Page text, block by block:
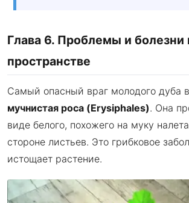
Глава 6. Проблемы и болезни
пространстве
Самый опасный враг молодого дуба
мучнистая роса (Erysiphales). Она
виде белого, похожего на муку
стороне листьев. Это грибковое
истощает растение.